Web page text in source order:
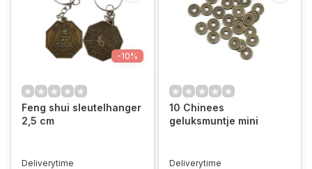
-10%
Feng shui sleutelhanger
2,5 cm
Deliverytime
10 Chinees
geluksmuntje mini
Deliverytime